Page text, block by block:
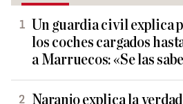
Un guardia civil explica
los coches cargados
a Marruecos: «Se las
Naranjo explica la